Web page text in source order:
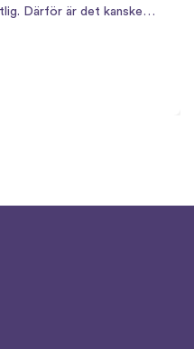
Därför är det kanske